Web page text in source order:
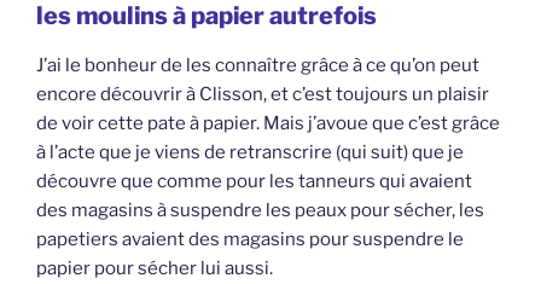
les moulins à papier autrefois
J’ai le bonheur de les connaître grâce à ce qu’on peut
encore découvrir à Clisson, et c’est toujours un plaisir
de voir cette pate à papier. Mais j’avoue que c’est grâce
à l’acte que je viens de retranscrire (qui suit) que je
découvre que comme pour les tanneurs qui avaient
des magasins à suspendre les peaux pour sécher, les
papetiers avaient des magasins pour suspendre le
papier pour sécher lui aussi.